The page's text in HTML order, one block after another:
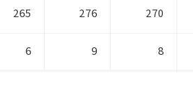
265 276 270
6 9 8